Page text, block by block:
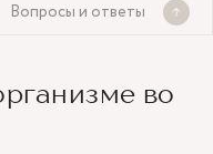
Вопросы и ответы
во